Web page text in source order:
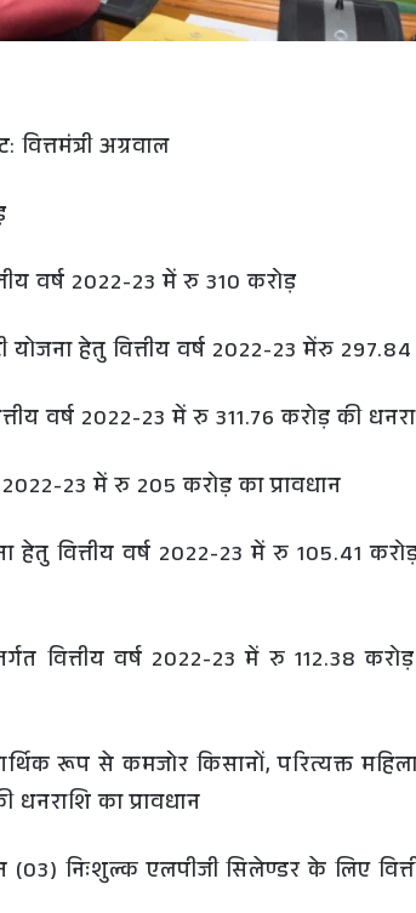
अग्रवाल
वर्ष 2022-23 में रु 310 करोड़
योजना हेतु वित्तीय वर्ष 2022-23 मेंरु
वर्ष 2022-23 में रु 311.76 करोड़ की
2022-23 में रु 205 करोड़ का प्रावधान
हेतु वित्तीय वर्ष 2022-23 में रु 105.41
वित्तीय वर्ष 2022-23 में रु 112.38
आर्थिक रूप से कमजोर किसानों, परित्यक्त
धनराशि का प्रावधान
(03) निःशुल्क एलपीजी सिलेण्डर के लिए